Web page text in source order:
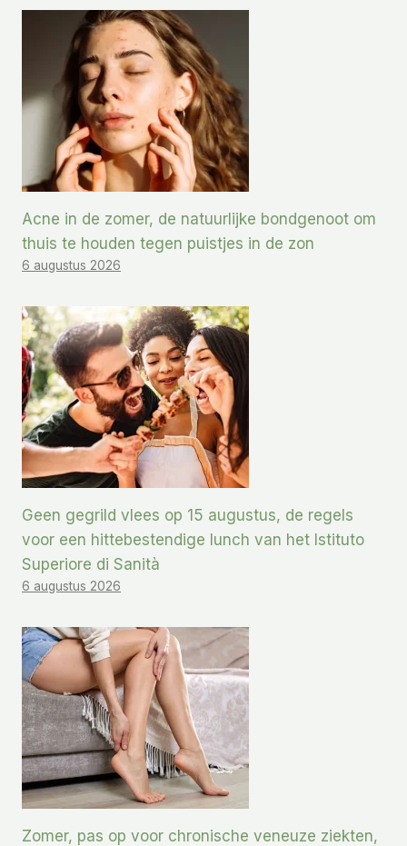
Acne in de zomer, de natuurlijke bondgenoot om
thuis te houden tegen puistjes in de zon
6 augustus 2026
Geen gegrild vlees op 15 augustus, de regels
voor een hittebestendige lunch van het Istituto
Superiore di Sanità
6 augustus 2026
Zomer, pas op voor chronische veneuze ziekten,